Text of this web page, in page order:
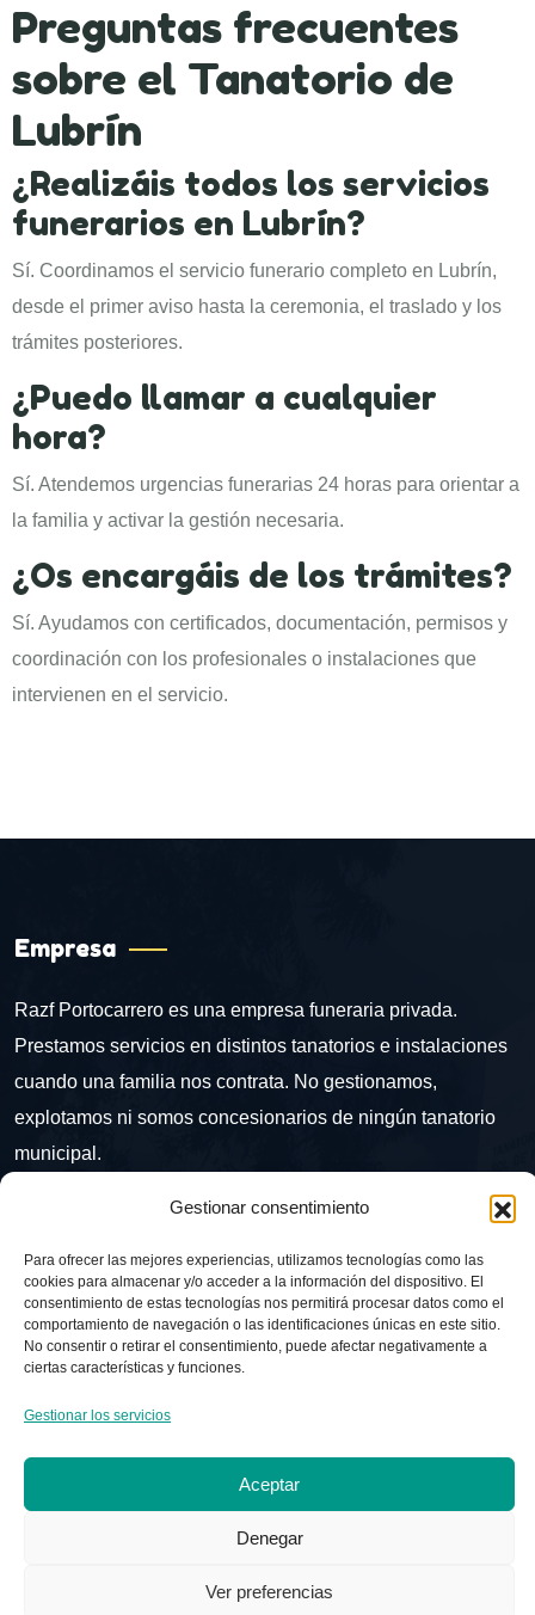
Gestionar consentimiento
Para ofrecer las mejores experiencias, utilizamos tecnologías como las
cookies para almacenar y/o acceder a la información del dispositivo. El
consentimiento de estas tecnologías nos permitirá procesar datos como el
comportamiento de navegación o las identificaciones únicas en este sitio.
No consentir o retirar el consentimiento, puede afectar negativamente a
ciertas características y funciones.
Gestionar los servicios
Aceptar
Denegar
Ver preferencias
Preguntas frecuentes
sobre el Tanatorio de
Lubrín
¿Realizáis todos los servicios
funerarios en Lubrín?
Sí. Coordinamos el servicio funerario completo en Lubrín,
desde el primer aviso hasta la ceremonia, el traslado y los
trámites posteriores.
¿Puedo llamar a cualquier
hora?
Sí. Atendemos urgencias funerarias 24 horas para orientar a
la familia y activar la gestión necesaria.
¿Os encargáis de los trámites?
Sí. Ayudamos con certificados, documentación, permisos y
coordinación con los profesionales o instalaciones que
intervienen en el servicio.
Empresa
Razf Portocarrero es una empresa funeraria privada.
Prestamos servicios en distintos tanatorios e instalaciones
cuando una familia nos contrata. No gestionamos,
explotamos ni somos concesionarios de ningún tanatorio
municipal.
Ctra. del Doctoral, 16, 04006 Almería
+34 687 650 095
todos los derechos